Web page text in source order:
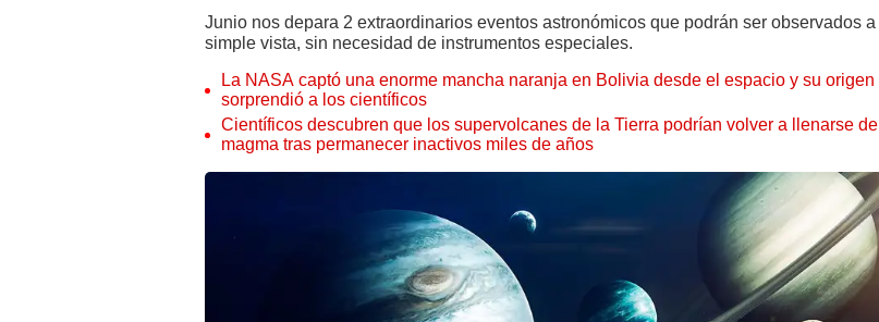
Junio nos depara 2 extraordinarios eventos astronómicos que podrán ser observados a
simple vista, sin necesidad de instrumentos especiales.
La NASA captó una enorme mancha naranja en Bolivia desde el espacio y su origen
sorprendió a los científicos
Científicos descubren que los supervolcanes de la Tierra podrían volver a llenarse de
magma tras permanecer inactivos miles de años